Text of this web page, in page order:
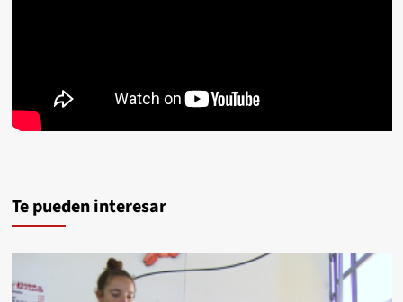
Te pueden interesar